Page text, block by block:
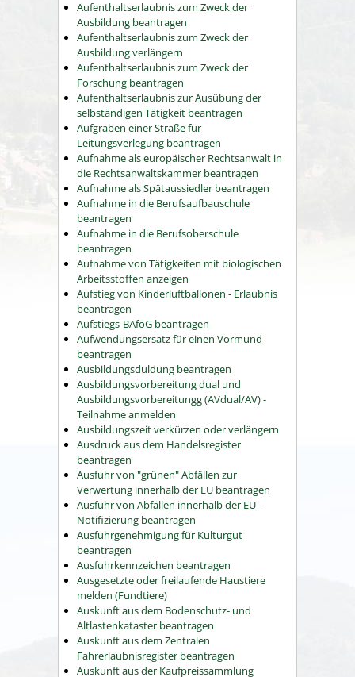
Aufenthaltserlaubnis zum Zweck der
Ausbildung beantragen
Aufenthaltserlaubnis zum Zweck der
Ausbildung verlängern
Aufenthaltserlaubnis zum Zweck der
Forschung beantragen
Aufenthaltserlaubnis zur Ausübung der
selbständigen Tätigkeit beantragen
Aufgraben einer Straße für
Leitungsverlegung beantragen
Aufnahme als europäischer Rechtsanwalt in
die Rechtsanwaltskammer beantragen
Aufnahme als Spätaussiedler beantragen
Aufnahme in die Berufsaufbauschule
beantragen
Aufnahme in die Berufsoberschule
beantragen
Aufnahme von Tätigkeiten mit biologischen
Arbeitsstoffen anzeigen
Aufstieg von Kinderluftballonen - Erlaubnis
beantragen
Aufstiegs-BAföG beantragen
Aufwendungsersatz für einen Vormund
beantragen
Ausbildungsduldung beantragen
Ausbildungsvorbereitung dual und
Ausbildungsvorbereitungg (AVdual/AV) -
Teilnahme anmelden
Ausbildungszeit verkürzen oder verlängern
Ausdruck aus dem Handelsregister
beantragen
Ausfuhr von "grünen" Abfällen zur
Verwertung innerhalb der EU beantragen
Ausfuhr von Abfällen innerhalb der EU -
Notifizierung beantragen
Ausfuhrgenehmigung für Kulturgut
beantragen
Ausfuhrkennzeichen beantragen
Ausgesetzte oder freilaufende Haustiere
melden (Fundtiere)
Auskunft aus dem Bodenschutz- und
Altlastenkataster beantragen
Auskunft aus dem Zentralen
Fahrerlaubnisregister beantragen
Auskunft aus der Kaufpreissammlung